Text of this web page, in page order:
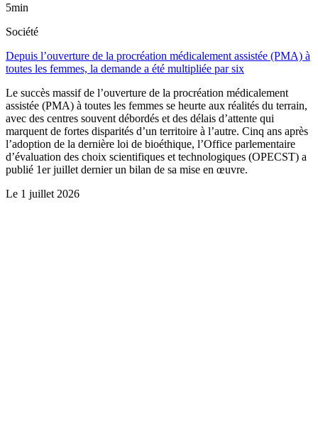
5min
Société
Depuis l’ouverture de la procréation médicalement assistée (PMA) à
toutes les femmes, la demande a été multipliée par six
Le succès massif de l’ouverture de la procréation médicalement
assistée (PMA) à toutes les femmes se heurte aux réalités du terrain,
avec des centres souvent débordés et des délais d’attente qui
marquent de fortes disparités d’un territoire à l’autre. Cinq ans après
l’adoption de la dernière loi de bioéthique, l’Office parlementaire
d’évaluation des choix scientifiques et technologiques (OPECST) a
publié 1er juillet dernier un bilan de sa mise en œuvre.
Le 1 juillet 2026